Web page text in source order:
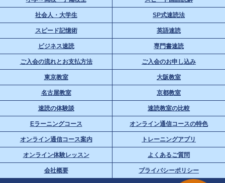
社会人・大学生 SP式速読法
スピード記憶術 英語速読
ビジネス速読 専門書速読
ご入会の流れとお支払方法 ご入会のお申し込み
東京教室 大阪教室
名古屋教室 京都教室
速読の体験談 速読教室の比較
Eラーニングコース オンライン通信コースの特色
オンライン通信コース案内 トレーニングアプリ
オンライン体験レッスン よくあるご質問
会社概要 プライバシーポリシー